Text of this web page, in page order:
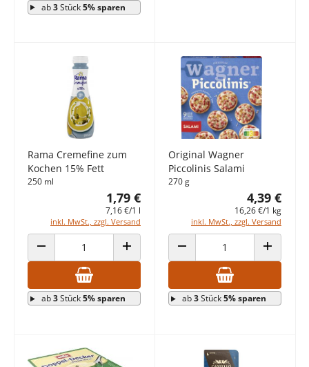
ab3Stück5% sparen
Rama Cremefine zum
Kochen 15% Fett
250 ml
1,79 €
7,16 €/1 l
inkl. MwSt., zzgl. Versand
ANZAHL VERRINGERN ANZAHL ERHÖHEN
ab3Stück5% sparen
Original Wagner
Piccolinis Salami
270 g
4,39 €
16,26 €/1 kg
inkl. MwSt., zzgl. Versand
ANZAHL VERRINGERN ANZAHL
ab3Stück5% sparen